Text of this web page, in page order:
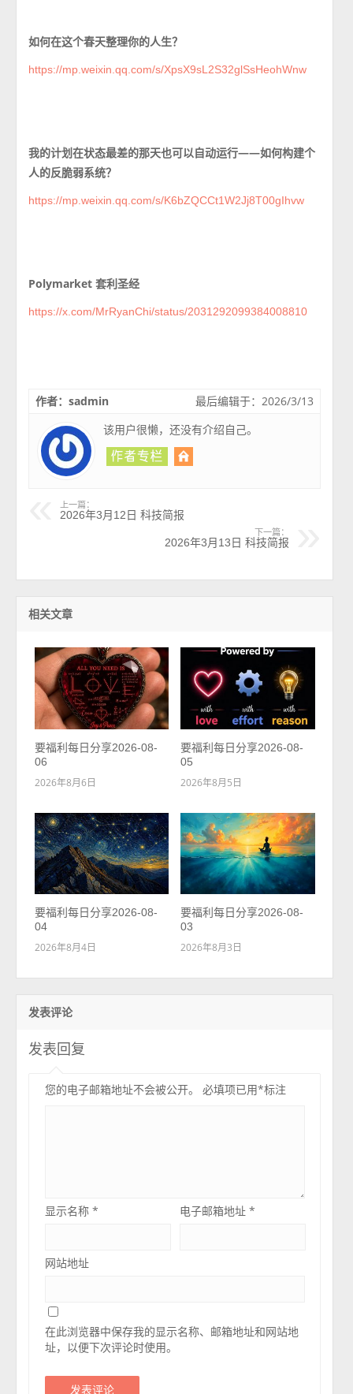
如何在这个春天整理你的人生？
https://mp.weixin.qq.com/s/XpsX9sL2S32glSsHeohWnw
我的计划在状态最差的那天也可以自动运行——如何构建个
人的反脆弱系统？
https://mp.weixin.qq.com/s/K6bZQCCt1W2Jj8T00gIhvw
Polymarket 套利圣经
https://x.com/MrRyanChi/status/2031292099384008810
最后编辑于：2026/3/13
作者：sadmin
该用户很懒，还没有介绍自己。
上一篇：
2026年3月12日 科技简报
下一篇：
2026年3月13日 科技简报
相关文章
要福利每日分享2026-08-
06
2026年8月6日
要福利每日分享2026-08-
05
2026年8月5日
要福利每日分享2026-08-
04
2026年8月4日
要福利每日分享2026-08-
03
2026年8月3日
发表评论
发表回复
您的电子邮箱地址不会被公开。 必填项已用*标注
显示名称* 电子邮箱地址*
网站地址
在此浏览器中保存我的显示名称、邮箱地址和网站地
址，以便下次评论时使用。